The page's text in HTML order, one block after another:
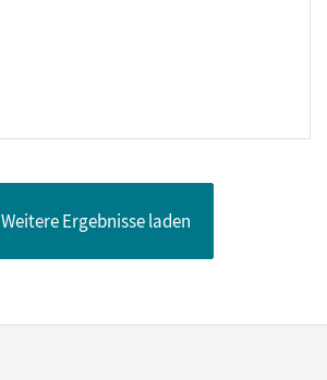
Weitere Ergebnisse laden